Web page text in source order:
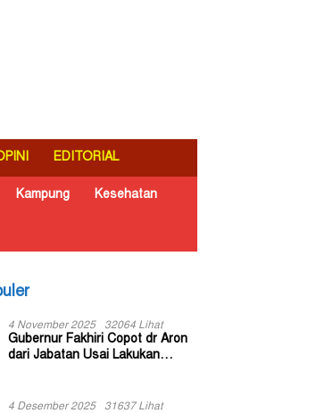
EDITORIAL
Kampung Kesehatan
4 November 2025 32064 Lihat
Gubernur Fakhiri Copot dr Aron
dari Jabatan Usai Lakukan
4 Desember 2025 31637 Lihat